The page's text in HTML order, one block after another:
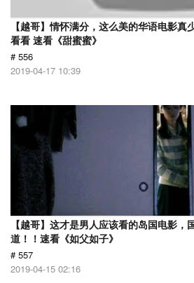
【越哥】情怀满分，这么美的华语电影真
看看 速看《甜蜜蜜》
# 556
2019-04-17 10:39
【越哥】这才是男人应该看的岛国电影，
道！！速看《如父如子》
# 557
2019-04-15 02:16